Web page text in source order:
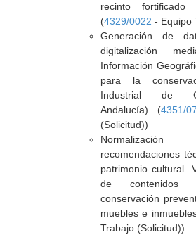
recinto fortificado
(4329/0022 - Equipo
Generación de
digitalización
Información
para la
Industrial de
Andalucía). (4351/
(Solicitud))
recomendaciones
patrimonio cultural.
de contenidos
conservación
muebles e
Trabajo (Solicitud))